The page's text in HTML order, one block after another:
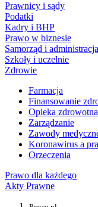
Prawnicy i sądy
Podatki
Kadry i BHP
Prawo w biznesie
Samorząd i administracja
Szkoły i uczelnie
Zdrowie
Farmacja
Finansowanie
Opieka zdrowotna
Zarządzanie
Zawody
Koronawirus a
Orzeczenia
Prawo dla każdego
Akty Prawne